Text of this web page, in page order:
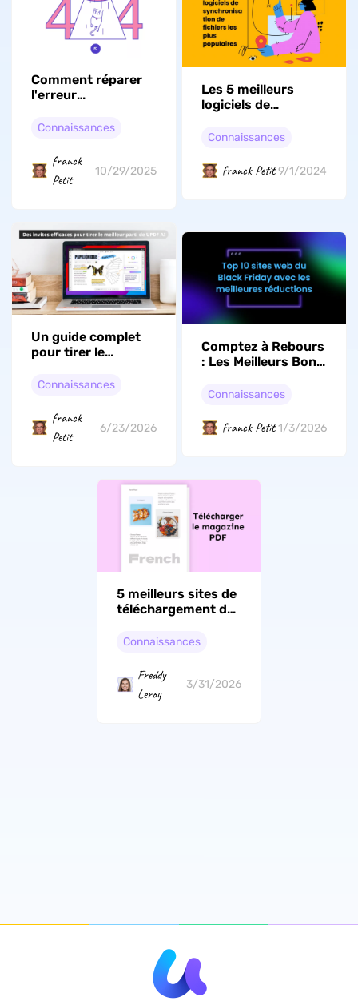
Comment réparer
l'erreur
exe » ? 5 moyens
Connaissances
franck
Petit
10/29/2025
Les 5 meilleurs
logiciels de
dossiers
Connaissances
franck Petit 9/1/2024
Un guide complet
pour tirer le
UPDF AI
Connaissances
franck
Petit
6/23/2026
Comptez à Rebours
: Les Meilleurs Bons
2026 en France
Connaissances
franck Petit 1/3/2026
5 meilleurs sites de
téléchargement de
(options gratuites
Connaissances
Freddy
Leroy
3/31/2026